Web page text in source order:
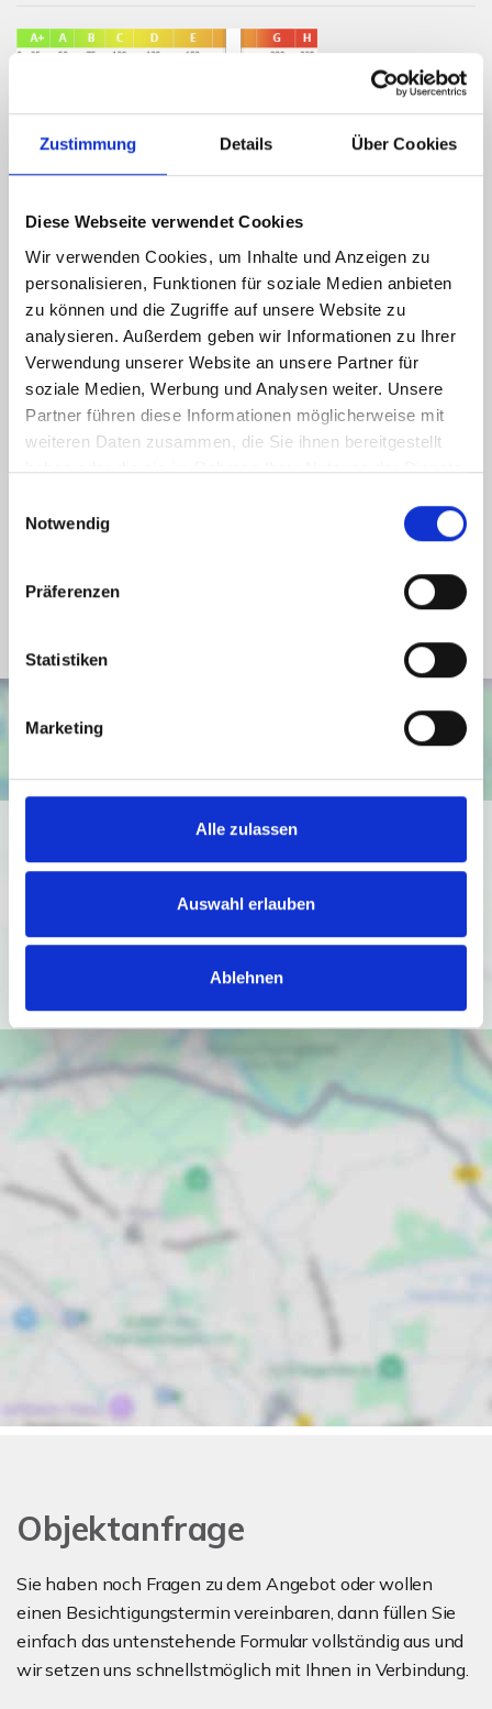
Zustimmung Details Über Cookies
Diese Webseite verwendet Cookies
Wir verwenden Cookies, um Inhalte und Anzeigen zu
personalisieren, Funktionen für soziale Medien anbieten
zu können und die Zugriffe auf unsere Website zu
analysieren. Außerdem geben wir Informationen zu Ihrer
Verwendung unserer Website an unsere Partner für
soziale Medien, Werbung und Analysen weiter. Unsere
Partner führen diese Informationen möglicherweise mit
weiteren Daten zusammen, die Sie ihnen bereitgestellt
haben oder die sie im Rahmen Ihrer Nutzung der Dienste
Notwendig
Präferenzen
Statistiken
Marketing
Alle zulassen
Auswahl erlauben
Ablehnen
175,40 kWh / (m²*a)
Endenergiebedarf
Weitere Informationen
Wesentlicher Energieträger
Gas
Energieausweis Ausstelldatum
2024-04-17
Energieausweis gültig bis
16.04.2034
Energieausweis Jahrgang
ab dem 1.5.2014
Energieausweis Gebäudeart
Wohngebäude
Befeuerung
Ich bin damit einverstanden, dass mir Karten von Google
angezeigt werden. Es gelten die
Ich bin einverstanden
Objektanfrage
Sie haben noch Fragen zu dem Angebot oder wollen
einen Besichtigungstermin vereinbaren, dann füllen Sie
einfach das untenstehende Formular vollständig aus und
wir setzen uns schnellstmöglich mit Ihnen in Verbindung.